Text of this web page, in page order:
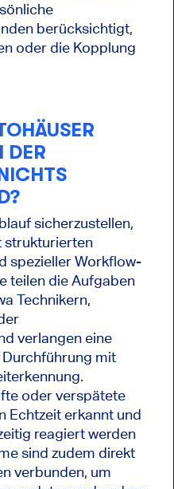
berücksichtigt,
oder die Kopplung
DER
sicherzustellen,
strukturierten
spezieller Workflow-
teilen die Aufgaben
Technikern,
verlangen eine
mit
oder verspätete
Echtzeit erkannt und
reagiert werden
sind zudem direkt
verbunden, um